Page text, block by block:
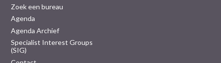
Zoek een bureau
Agenda
Agenda Archief
Specialist Interest Groups
(SIG)